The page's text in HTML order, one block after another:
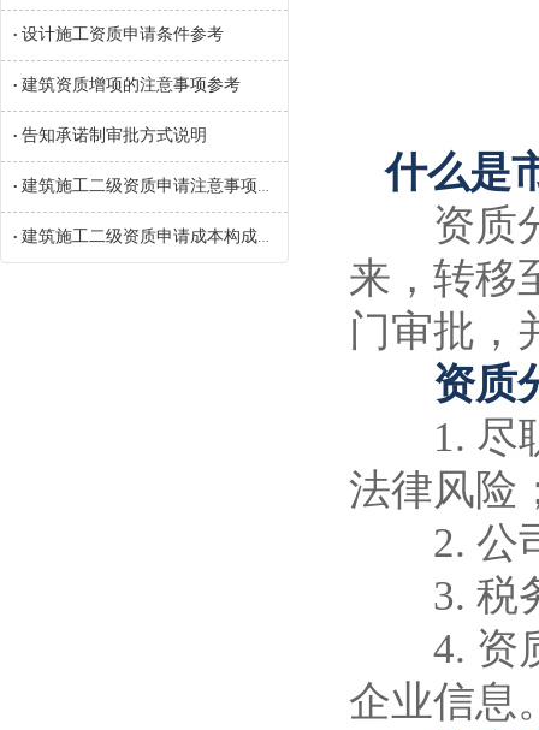
• 设计施工资质申请条件参考
• 建筑资质增项的注意事项参考
• 告知承诺制审批方式说明
• 建筑施工二级资质申请注意事项参考
• 建筑施工二级资质申请成本构成参考
什么是
资质分
来，转移
门审批，
资质分
1. 尽职
法律风险
2. 公司
3. 税务
4. 资质
企业信息